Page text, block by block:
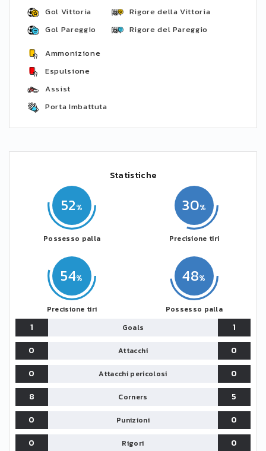
Gol Vittoria
Gol Pareggio
Rigore della Vittoria
Rigore del Pareggio
Ammonizione
Espulsione
Assist
Porta Imbattuta
Statistiche
52
Possesso palla
54
Precisione tiri
48
Possesso palla
30
Precisione tiri
1 Goals
1
0
Attacchi
0
0
Attacchi pericolosi
0
8
Corners
5
0
Punizioni
0
0
Rigori 0